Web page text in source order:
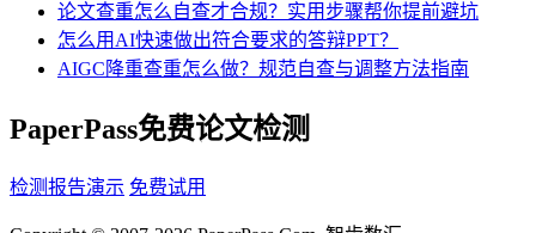
论文查重怎么自查才合规？实用步骤帮你提前避坑
怎么用AI快速做出符合要求的答辩PPT？
AIGC降重查重怎么做？规范自查与调整方法指南
PaperPass免费论文检测
检测报告演示 免费试用